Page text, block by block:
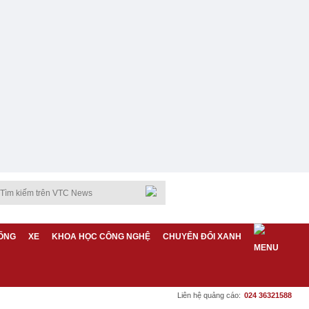
XE KHOA HỌC CÔNG NGHỆ CHUYỂN ĐỔI XANH
Liên hệ quảng cáo: 024 36321588